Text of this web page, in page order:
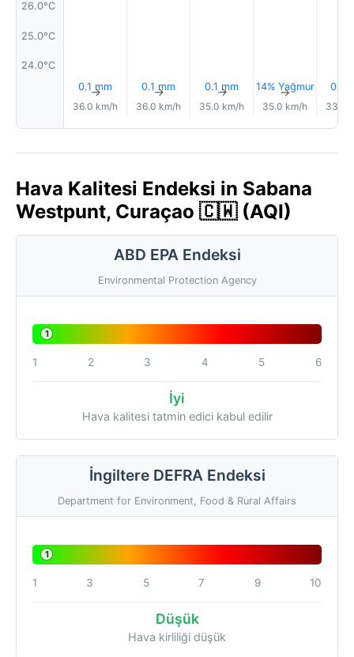
26.0°C
25.0°C
24.0°C
0.1 mm
↑
36.0 km/h
0.1 mm
↑
36.0 km/h
0.1 mm
↑
35.0 km/h
14% Yağmur
↑
35.0 km/h
0.0
33.0
Hava Kalitesi Endeksi in Sabana
Westpunt, Curaçao 🇨🇼 (AQI)
ABD EPA Endeksi
Environmental Protection Agency
1
1 2 3 4 5 6
İyi
Hava kalitesi tatmin edici kabul edilir
İngiltere DEFRA Endeksi
Department for Environment, Food & Rural Affairs
1
1 3 5 7 9 10
Düşük
Hava kirliliği düşük